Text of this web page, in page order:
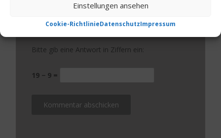
Einstellungen ansehen
Cookie-RichtlinieDatenschutzImpressum
E-Mail-Adresse*
Bitte gib eine Antwort in Ziffern ein:
19 − 9 =